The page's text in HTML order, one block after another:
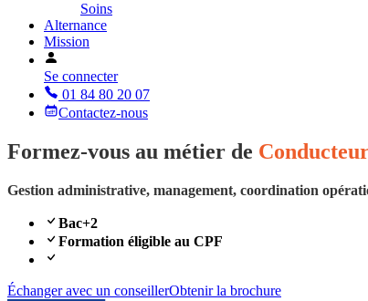
Soins
Alternance
Mission
Se connecter
01 84 80 20 07
Contactez-nous
Formez-vous au métier de
Gestion administrative, management, coordination
Bac+2
Formation éligible au CPF
Échanger avec un conseillerObtenir la brochure